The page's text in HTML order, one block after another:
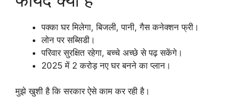
पक्का घर मिलेगा, बिजली, पानी, गैस कनेक्शन फ्री।
लोन पर सब्सिडी।
परिवार सुरक्षित रहेगा, बच्चे अच्छे से पढ़ सकेंगे।
2025 में 2 करोड़ नए घर बनने का प्लान।
मुझे खुशी है कि सरकार ऐसे काम कर रही है।